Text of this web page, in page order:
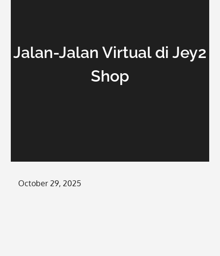
Jalan-Jalan Virtual di Jey2
Shop
Posted
October 29, 2025